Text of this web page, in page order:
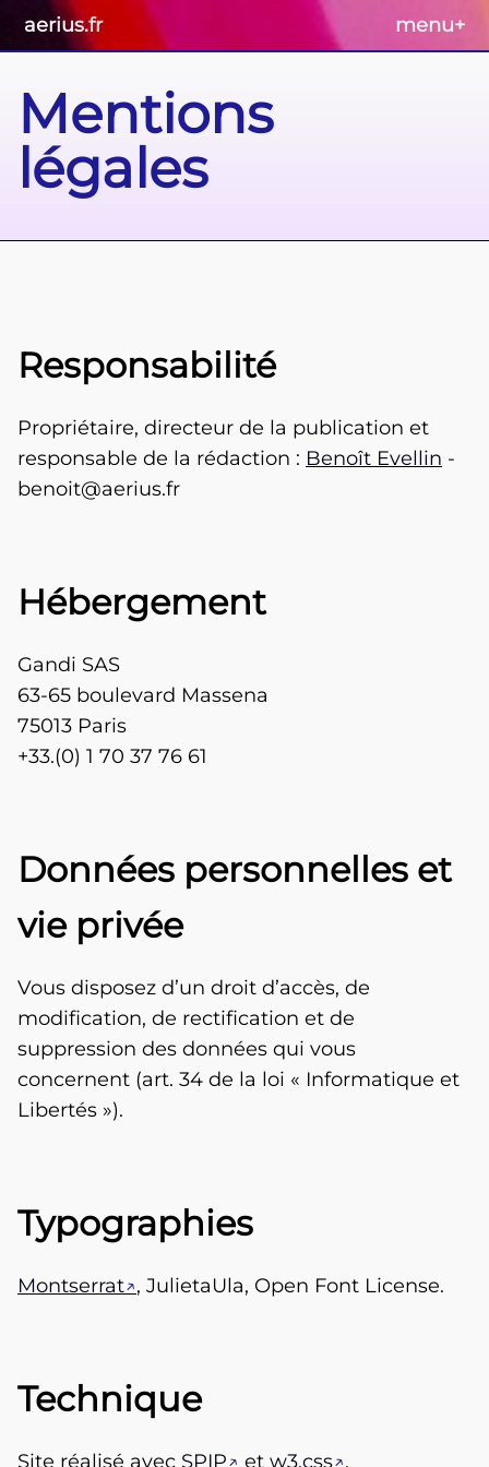
aerius.fr menu+
Mentions
légales
Responsabilité
Propriétaire, directeur de la publication et
responsable de la rédaction : Benoît Evellin -
benoit@aerius.fr
Hébergement
Gandi SAS
63-65 boulevard Massena
75013 Paris
+33.(0) 1 70 37 76 61
Données personnelles et
vie privée
Vous disposez d’un droit d’accès, de
modification, de rectification et de
suppression des données qui vous
concernent (art. 34 de la loi « Informatique et
Libertés »).
Typographies
Montserrat , JulietaUla, Open Font License.
Technique
Site réalisé avec SPIP et w3.css .